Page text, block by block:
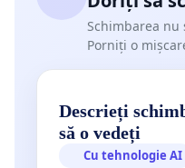
Schimbarea nu
Porniți o
Descrieți
să o vedeți
Cu tehnologie AI